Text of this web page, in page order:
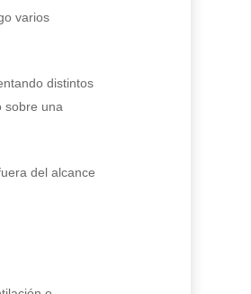
varios
distintos
sobre una
del alcance